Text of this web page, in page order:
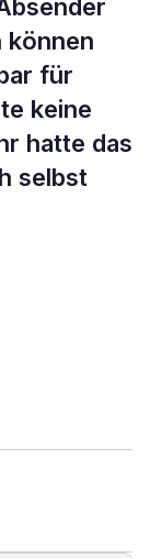
können
für
keine
hatte das
selbst